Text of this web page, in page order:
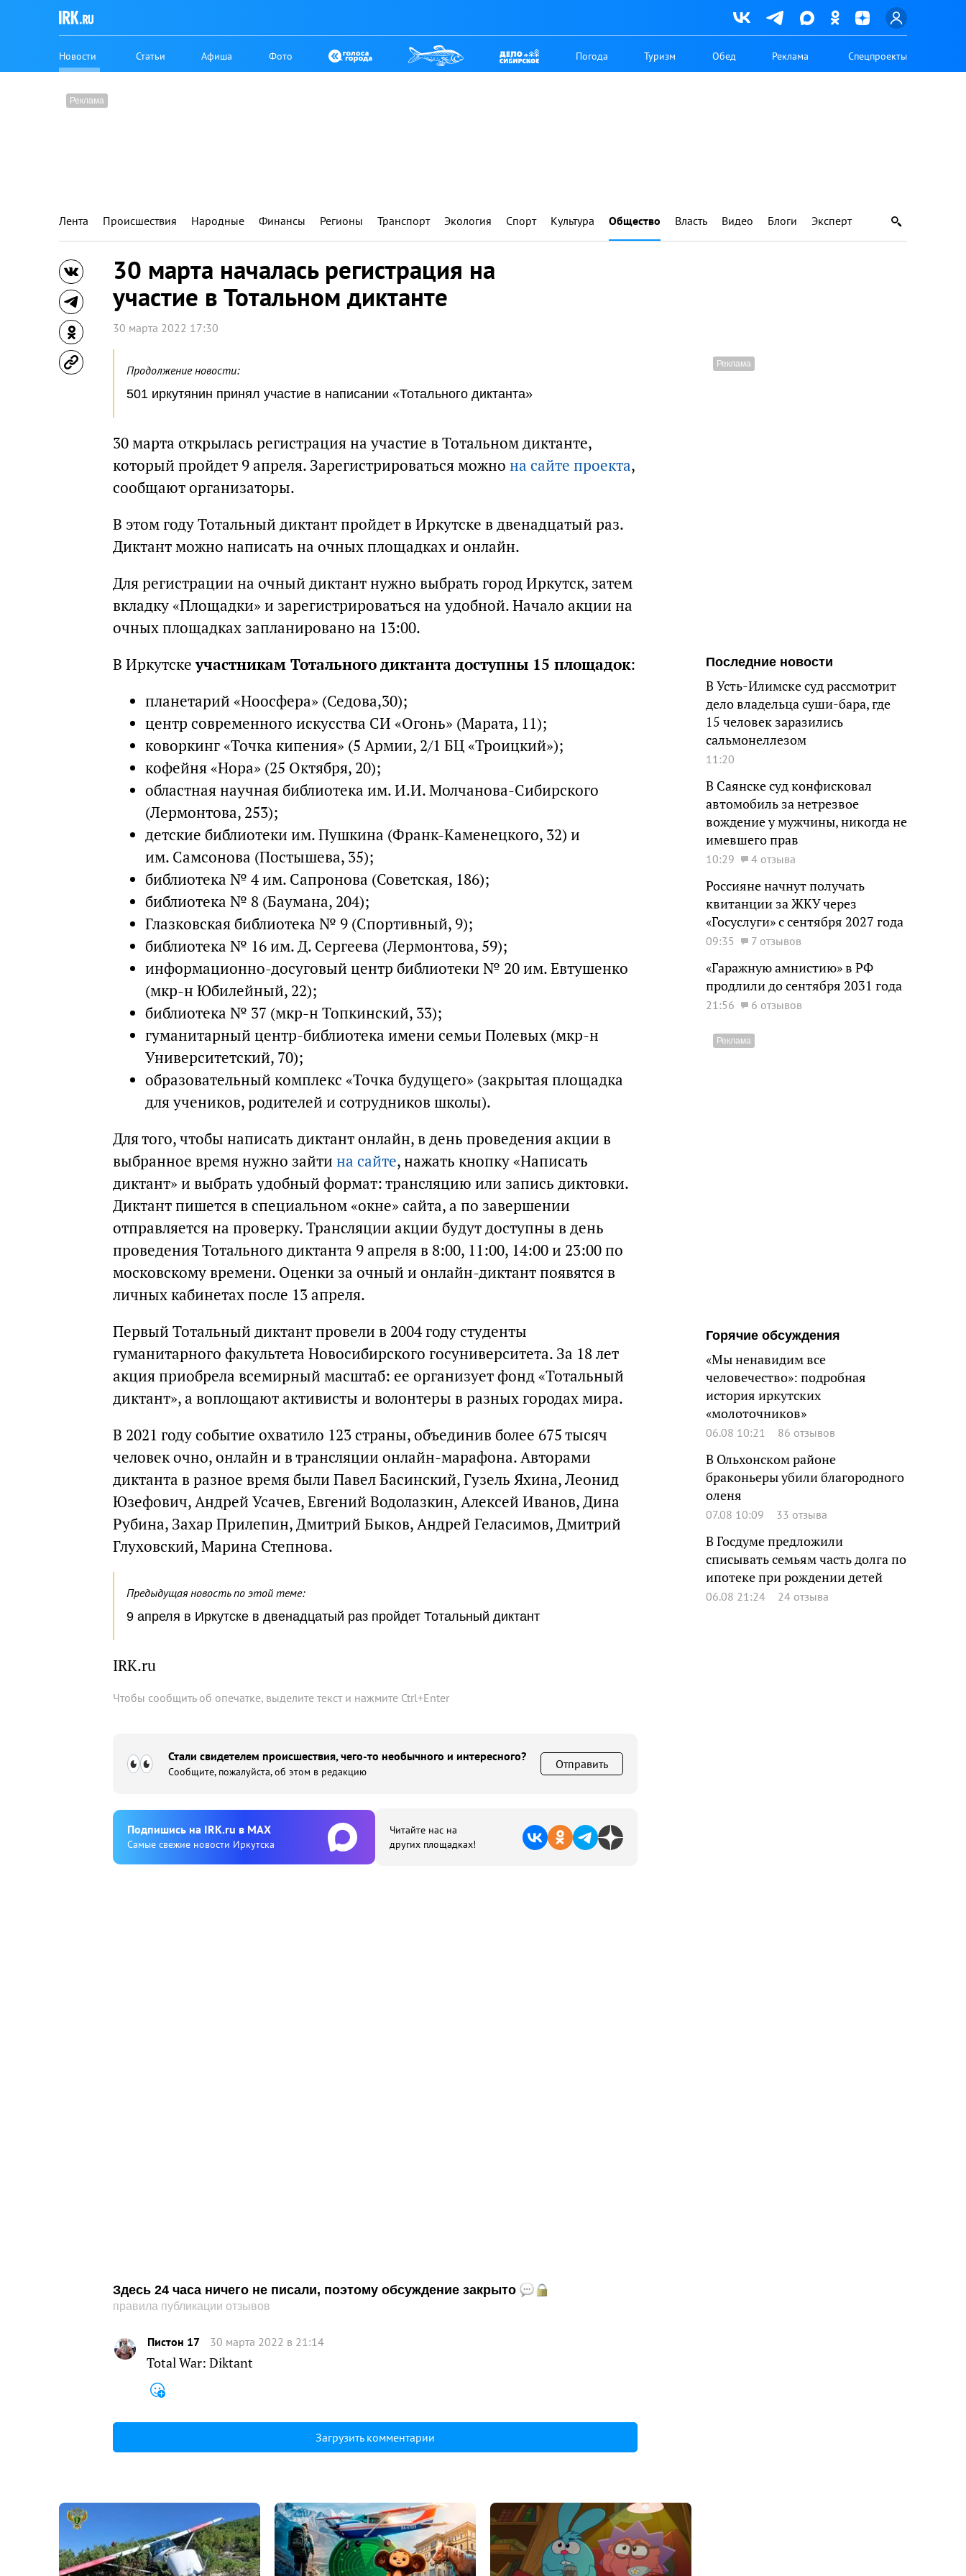
Новости Статьи Афиша Фото Погода Туризм Обед Реклама Спецпроекты
Лента Происшествия Народные Финансы Регионы Транспорт Экология Спорт Культура Общество Власть Видео Блоги Эксперт
30 марта началась регистрация на
участие в Тотальном диктанте
30 марта 2022 17:30
Продолжение новости:
501 иркутянин принял участие в написании «Тотального диктанта»
30 марта открылась регистрация на участие в Тотальном диктанте,
который пройдет 9 апреля. Зарегистрироваться можно на сайте проекта,
сообщают организаторы.
В этом году Тотальный диктант пройдет в Иркутске в двенадцатый раз.
Диктант можно написать на очных площадках и онлайн.
Для регистрации на очный диктант нужно выбрать город Иркутск, затем
вкладку «Площадки» и зарегистрироваться на удобной. Начало акции на
очных площадках запланировано на 13:00.
В Иркутскеучастникам Тотального диктанта доступны 15 площадок:
планетарий «Ноосфера» (Седова,30);
центр современного искусства СИ «Огонь» (Марата, 11);
коворкинг «Точка кипения» (5 Армии, 2/1 БЦ «Троицкий»);
кофейня «Нора» (25 Октября, 20);
областная научная библиотека им. И.И. Молчанова-Сибирского
(Лермонтова, 253);
детские библиотеки им. Пушкина (Франк-Каменецкого, 32) и
им. Самсонова (Постышева, 35);
библиотека № 4 им. Сапронова (Советская, 186);
библиотека № 8 (Баумана, 204);
Глазковская библиотека № 9 (Спортивный, 9);
библиотека № 16 им. Д. Сергеева (Лермонтова, 59);
информационно-досуговый центр библиотеки № 20 им. Евтушенко
(мкр-н Юбилейный, 22);
библиотека № 37 (мкр-н Топкинский, 33);
гуманитарный центр-библиотека имени семьи Полевых (мкр-н
Университетский, 70);
образовательный комплекс «Точка будущего» (закрытая площадка
для учеников, родителей и сотрудников школы).
Для того, чтобы написать диктант онлайн, в день проведения акции в
выбранное время нужно зайти на сайте, нажать кнопку «Написать
диктант» и выбрать удобный формат: трансляцию или запись диктовки.
Диктант пишется в специальном «окне» сайта, а по завершении
отправляется на проверку. Трансляции акции будут доступны в день
проведения Тотального диктанта 9 апреля в 8:00, 11:00, 14:00 и 23:00 по
московскому времени. Оценки за очный и онлайн-диктант появятся в
личных кабинетах после 13 апреля.
Первый Тотальный диктант провели в 2004 году студенты
гуманитарного факультета Новосибирского госуниверситета. За 18 лет
акция приобрела всемирный масштаб: ее организует фонд «Тотальный
диктант», а воплощают активисты и волонтеры в разных городах мира.
В 2021 году событие охватило 123 страны, объединив более 675 тысяч
человек очно, онлайн и в трансляции онлайн-марафона. Авторами
диктанта в разное время были Павел Басинский, Гузель Яхина, Леонид
Юзефович, Андрей Усачев, Евгений Водолазкин, Алексей Иванов, Дина
Рубина, Захар Прилепин, Дмитрий Быков, Андрей Геласимов, Дмитрий
Глуховский, Марина Степнова.
Предыдущая новость по этой теме:
9 апреля в Иркутске в двенадцатый раз пройдет Тотальный диктант
IRK.ru
Чтобы сообщить об опечатке, выделите текст и нажмите Ctrl+Enter
Стали свидетелем происшествия, чего-то необычного и интересного?
Сообщите, пожалуйста, об этом в редакцию
Отправить
Подпишиcь на IRK.ru в MAX
Cамые свежие новости Иркутска
Читайте нас на
других площадках!
Здесь 24 часа ничего не писали, поэтому обсуждение закрыто
правила публикации отзывов
Пистон 17 30 марта 2022 в 21:14
Total War: Diktant
Загрузить комментарии
Последние новости
В Усть-Илимске суд рассмотрит
дело владельца суши-бара, где
15 человек заразились
сальмонеллезом
11:20
В Саянске суд конфисковал
автомобиль за нетрезвое
вождение у мужчины, никогда не
имевшего прав
10:29 4 отзыва
Россияне начнут получать
квитанции за ЖКУ через
«Госуслуги» с сентября 2027 года
09:35 7 отзывов
«Гаражную амнистию» в РФ
продлили до сентября 2031 года
21:56 6 отзывов
Горячие обсуждения
«Мы ненавидим все
человечество»: подробная
история иркутских
«молоточников»
06.08 10:21 86 отзывов
В Ольхонском районе
браконьеры убили благородного
оленя
07.08 10:09 33 отзыва
В Госдуме предложили
списывать семьям часть долга по
ипотеке при рождении детей
06.08 21:24 24 отзыва